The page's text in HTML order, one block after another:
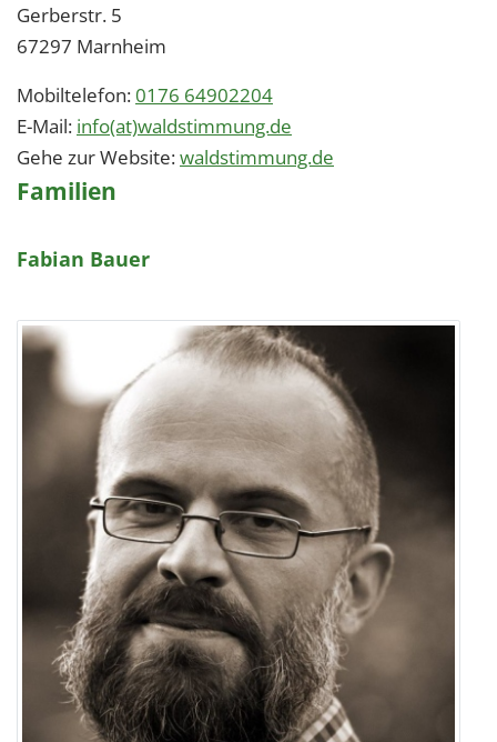
Gerberstr. 5
67297 Marnheim
Mobiltelefon:0176 64902204
E-Mail: info(at)waldstimmung.de
Gehe zur Website:waldstimmung.de
Familien
Fabian Bauer